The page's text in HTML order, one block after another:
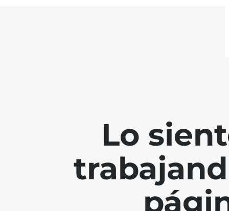
Lo